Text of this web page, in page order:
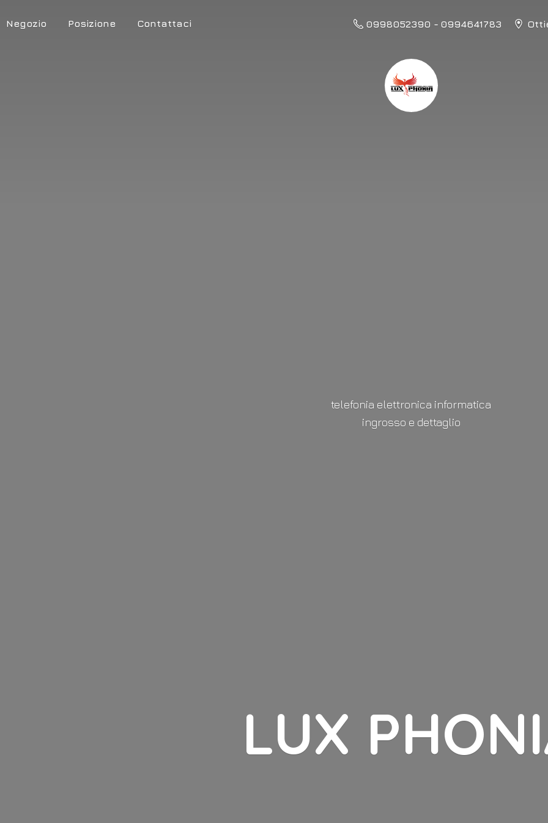
Negozio Posizione Contattaci 0998052390 - 0994641783
LUX
telefonia elettronica informatica
ingrosso e dettaglio